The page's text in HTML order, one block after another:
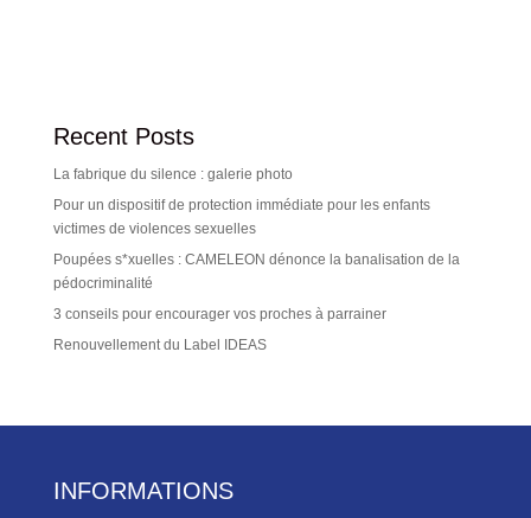
Recent Posts
La fabrique du silence : galerie photo
Pour un dispositif de protection immédiate pour les enfants
victimes de violences sexuelles
Poupées s*xuelles : CAMELEON dénonce la banalisation de la
pédocriminalité
3 conseils pour encourager vos proches à parrainer
Renouvellement du Label IDEAS
INFORMATIONS